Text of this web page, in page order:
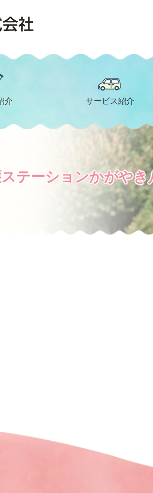
介 サービス紹介
テーションかがやき